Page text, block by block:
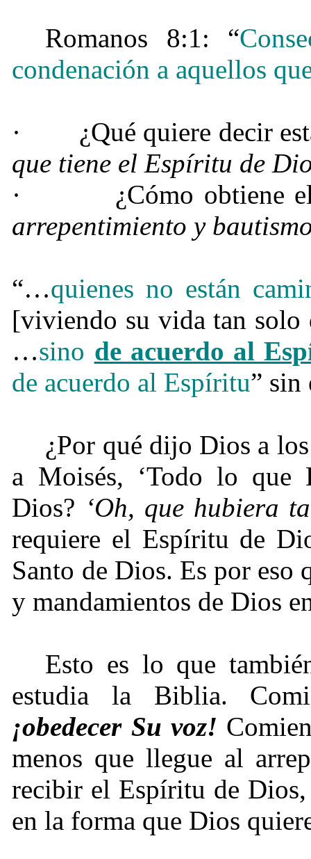
Romanos 8:1: “
condenación a aquellos
·
¿Qué quiere decir
que tiene el Espíritu de
·
¿Cómo obtiene
arrepentimiento y
“…quienes no están
[viviendo su vida tan
…sino de acuerdo al
de acuerdo al Espíritu” sin
¿Por qué dijo Dios a
a Moisés, ‘Todo lo que
Dios? ‘Oh, que hubiera
requiere el Espíritu de
Santo de Dios. Es por eso
y mandamientos de Dios
Esto es lo que
estudia la Biblia.
¡obedecer Su voz!
menos que llegue al
recibir el Espíritu de
en la forma que Dios